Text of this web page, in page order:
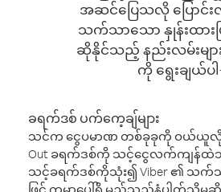
အဆင်ပြေသလို ပြောင်း
သက်သာသော နှုန်းထားဖြ
ဆိုနိုင်သည့် နည်းလမ်းမျ
ကို ရွေးချယ်ပါ
ခရက်ဒစ် ပက်ကေ့ချ်များ
သင်က ငွေပမာဏ တစ်ခုခုကို ဝယ်ယူလို
Out ခရက်ဒစ်ကို သင့်ငွေလက်ကျန်ထဲ
သင့်ခရက်ဒစ်ကိုသုံး၍ Viber ၏ သက်သာ